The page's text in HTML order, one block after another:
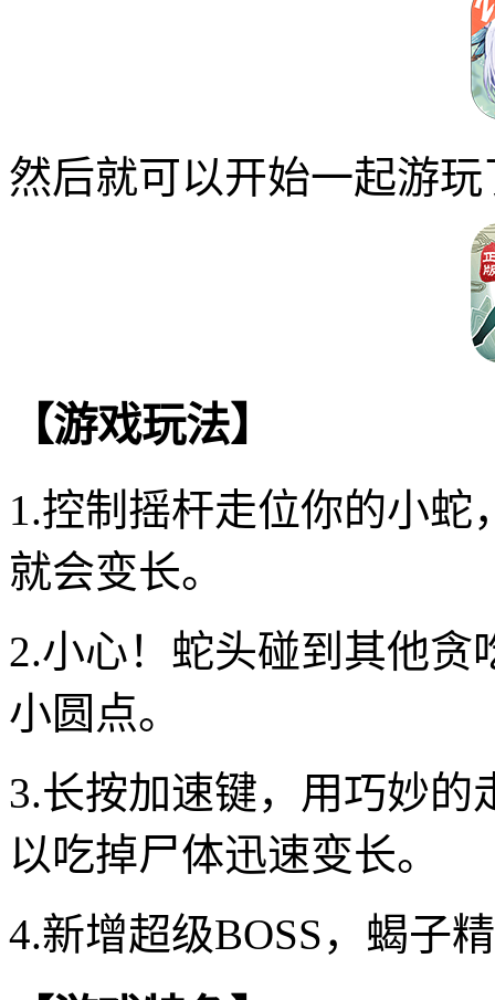
然后就可以开始一起游玩
【游戏玩法】
1.控制摇杆走位你的小
就会变长。
2.小心！蛇头碰到其他
小圆点。
3.长按加速键，用巧妙
以吃掉尸体迅速变长。
4.新增超级BOSS，蝎子